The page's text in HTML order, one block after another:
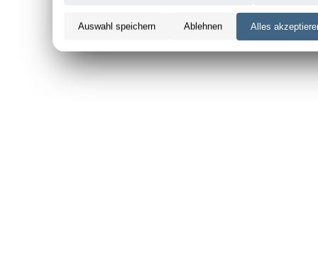
Auswahl speichern Ablehnen Alles